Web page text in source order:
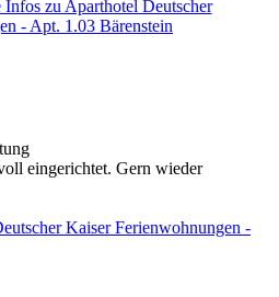
Infos zu Aparthotel Deutscher
- Apt. 1.03 Bärenstein
eingerichtet. Gern wieder
Kaiser Ferienwohnungen -